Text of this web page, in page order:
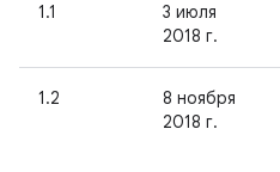
1.1
3 июля
2018 г.
1.2
8 ноября
2018 г.